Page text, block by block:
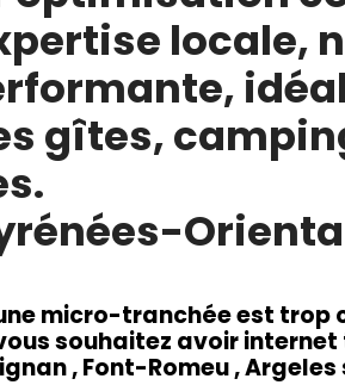
locale,
gîtes,
micro-tranchée est trop
ous souhaitez avoir
, Font-Romeu , Argeles